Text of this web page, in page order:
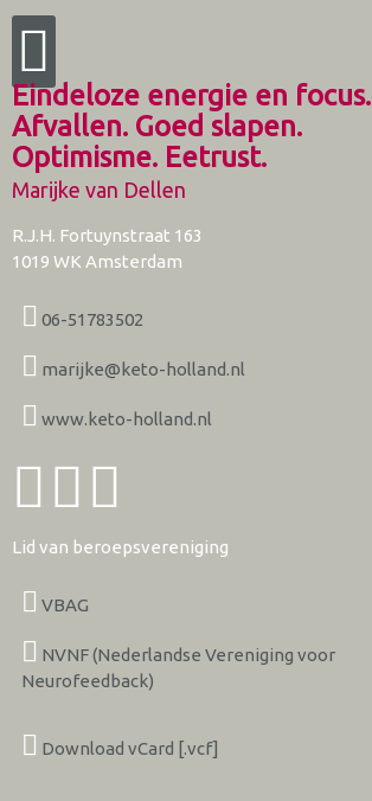
Eindeloze energie en focus.
Afvallen. Goed slapen.
Optimisme. Eetrust.
Marijke van Dellen
R.J.H. Fortuynstraat 163
1019 WK Amsterdam
06-51783502
marijke@keto-holland.nl
www.keto-holland.nl
Lid van beroepsvereniging
VBAG
NVNF (Nederlandse Vereniging voor
Neurofeedback)
Download vCard [.vcf]